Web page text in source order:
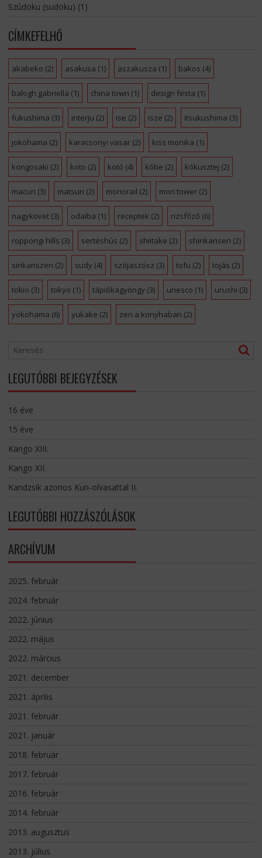
Szúdoku (sudoku) (1)
CÍMKEFELHŐ
akabeko (2) asakusa (1) aszakusza (1) bakos (4)
balogh gabriella (1) china town (1) design festa (1)
fukushima (3) interju (2) ise (2) isze (2) itsukushima (3)
jokohama (2) karacsonyi vasar(2) kiss monika (1)
kongosaki (2) koto (2) kotó (4) kóbe (2) kókusztej (2)
macuri (3) matsuri (2) monorail (2) mori tower(2)
nagykovet(3) odaiba (1) receptek (2) rizsfőző (6)
roppongi hills (3) sertéshús (2) shiitake (2) shinkansen (2)
sinkanszen (2) sudy (4) szójaszósz (3) tofu (2) tojás (2)
tokio (3) tokyo (1) tápiókagyöngy (3) unesco (1) urushi (3)
yokohama (6) yukake (2) zen a konyhaban (2)
LEGUTÓBBI BEJEGYZÉSEK
16 éve
15 éve
Kango XIII.
Kango XII.
Kandzsik azonos Kun-olvasattal II.
LEGUTÓBBI HOZZÁSZÓLÁSOK
ARCHÍVUM
2025. február
2024. február
2022. június
2022. május
2022. március
2021. december
2021. április
2021. február
2021. január
2018. február
2017. február
2016. február
2014. február
2013. augusztus
2013. július